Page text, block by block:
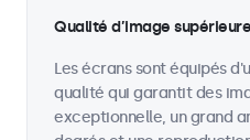
Qualité d’image
Les écrans sont équipés
qualité qui garantit des
exceptionnelle, un grand